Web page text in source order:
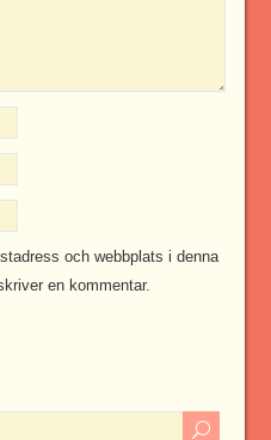
och webbplats i denna
en kommentar.